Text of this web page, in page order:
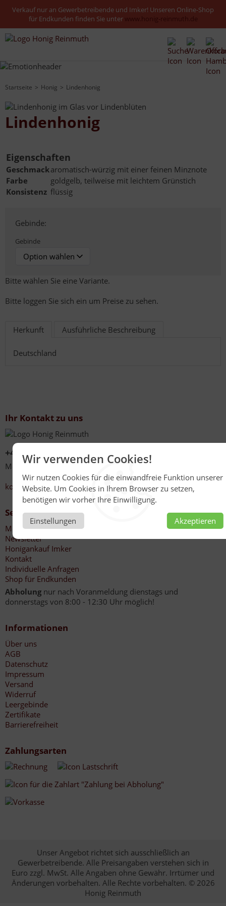
Wir verwenden Cookies!
Wir nutzen Cookies für die einwandfreie Funktion unserer
Website. Um Cookies in Ihrem Browser zu setzen,
benötigen wir vorher Ihre Einwilligung.
Einstellungen Akzeptieren
Verkauf nur an Gewerbetreibende und Imker! Unseren Online-Shop
für Endkunden finden Sie unter www.honig-reinmuth.de
Startseite Honig Lindenhonig
Lindenhonig
Eigenschaften
Geschmackaromatisch-würzig mit einer feinen Minznote
Farbe
goldgelb, teilweise mit leichtem Grünstich
Konsistenz flüssig
Gebinde:
Gebinde
Bitte wählen Sie eine Variante.
Bitte loggen Sie sich ein um Preise zu sehen.
Herkunft Ausführliche Beschreibung
Deutschland
Ihr Kontakt zu uns
+49 (0)6267 201
Mo - Fr 08:00 - 12:30 Uhr
13:30 - 17:00 Uhr
kontakt@honig-reinmuth.de
Service
Mein Konto
Newsletter
Honigankauf Imker
Kontakt
Individuelle Anfragen
Shop für Endkunden
Abholung nur nach Voranmeldung dienstags und
donnerstags von 8:00 - 12:30 Uhr möglich!
Informationen
Über uns
AGB
Datenschutz
Impressum
Versand
Widerruf
Leergebinde
Zertifikate
Barrierefreiheit
Zahlungsarten
Unser Angebot richtet sich ausschließlich an
Gewerbetreibende. Alle Preisangaben verstehen sich in
Euro zzgl. MwSt. Alle Angaben ohne Gewähr. Irrtümer und
Änderungen vorbehalten. Alle Rechte vorbehalten. © 2026
Honig Reinmuth